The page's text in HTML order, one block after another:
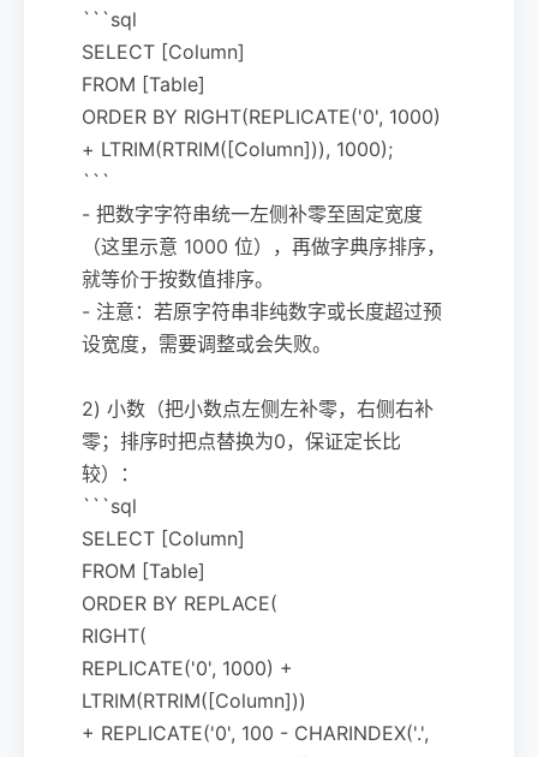
```sql
SELECT [Column]
FROM [Table]
ORDER BY RIGHT(REPLICATE('0', 1000)
+ LTRIM(RTRIM([Column])), 1000);
```
- 把数字字符串统一左侧补零至固定宽度
（这里示意 1000 位），再做字典序排序，
就等价于按数值排序。
- 注意：若原字符串非纯数字或长度超过预
设宽度，需要调整或会失败。
2) 小数（把小数点左侧左补零，右侧右补
零；排序时把点替换为0，保证定长比
较）：
```sql
SELECT [Column]
FROM [Table]
ORDER BY REPLACE(
RIGHT(
REPLICATE('0', 1000) +
LTRIM(RTRIM([Column]))
+ REPLICATE('0', 100 - CHARINDEX('.',